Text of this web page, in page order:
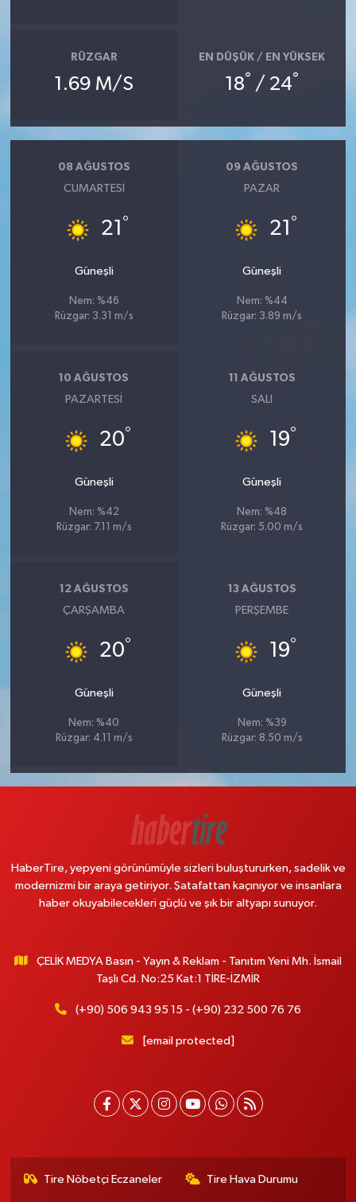
RÜZGAR
1.69 M/S
EN DÜŞÜK / EN YÜKSEK
18° / 24°
08 AĞUSTOS
CUMARTESI
21 °
Güneşli
Nem: %46
Rüzgar: 3.31 m/s
09 AĞUSTOS
PAZAR
21 °
Güneşli
Nem: %44
Rüzgar: 3.89 m/s
10 AĞUSTOS
PAZARTESI
20°
Güneşli
Nem: %42
Rüzgar: 7.11 m/s
11 AĞUSTOS
SALI
19°
Güneşli
Nem: %48
Rüzgar: 5.00 m/s
12 AĞUSTOS
ÇARŞAMBA
20°
Güneşli
Nem: %40
Rüzgar: 4.11 m/s
13 AĞUSTOS
PERŞEMBE
19°
Güneşli
Nem: %39
Rüzgar: 8.50 m/s
HaberTire, yepyeni görünümüyle sizleri buluştururken, sadelik ve
modernizmi bir araya getiriyor. Şatafattan kaçınıyor ve insanlara
haber okuyabilecekleri güçlü ve şık bir altyapı sunuyor.
ÇELİK MEDYA Basın - Yayın & Reklam - Tanıtım Yeni Mh. İsmail
Taşlı Cd. No:25 Kat:1 TİRE-İZMİR
(+90) 506 943 95 15 - (+90) 232 500 76 76
[email protected]
Tire Nöbetçi Eczaneler Tire Hava Durumu